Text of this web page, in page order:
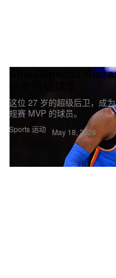
Sports 运动
Shai Gilgeous-
造史诗级球季
这位 27 岁的超级后卫，成
规赛 MVP 的球员。
May 18, 2026